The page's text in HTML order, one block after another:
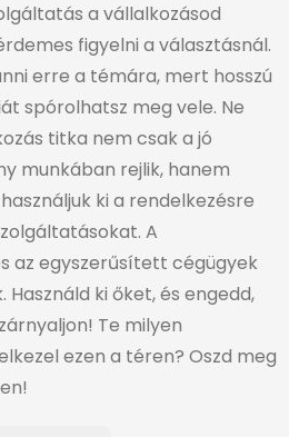
a vállalkozásod
figyelni a választásnál.
erre a témára, mert hosszú
spórolhatsz meg vele. Ne
titka nem csak a jó
munkában rejlik, hanem
ki a rendelkezésre
A
az egyszerűsített cégügyek
ki őket, és engedd,
Te milyen
ezen a téren? Oszd meg